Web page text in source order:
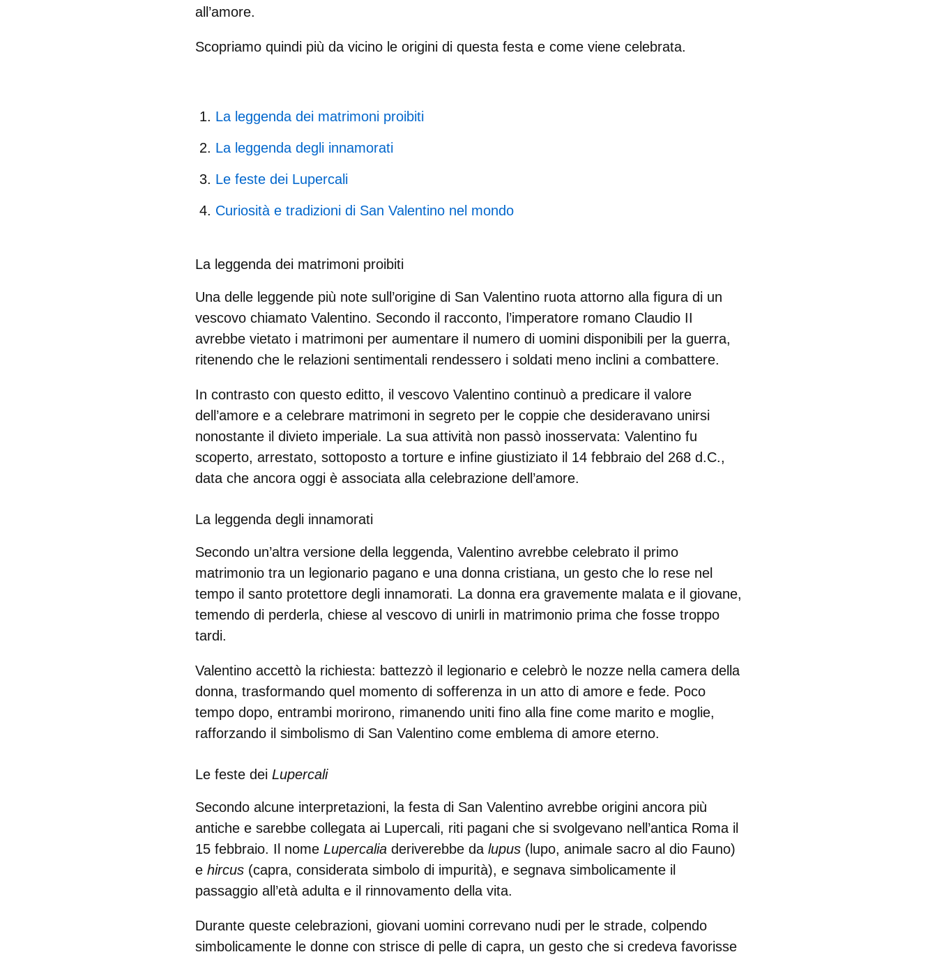
all’amore.
Scopriamo quindi più da vicino le origini di questa festa e come viene celebrata.
La leggenda dei matrimoni proibiti
La leggenda degli innamorati
Le feste dei Lupercali
Curiosità e tradizioni di San Valentino nel mondo
La leggenda dei matrimoni proibiti
Una delle leggende più note sull’origine di San Valentino ruota attorno alla figura di un
vescovo chiamato Valentino. Secondo il racconto, l’imperatore romano Claudio II
avrebbe vietato i matrimoni per aumentare il numero di uomini disponibili per la guerra,
ritenendo che le relazioni sentimentali rendessero i soldati meno inclini a combattere.
In contrasto con questo editto, il vescovo Valentino continuò a predicare il valore
dell’amore e a celebrare matrimoni in segreto per le coppie che desideravano unirsi
nonostante il divieto imperiale. La sua attività non passò inosservata: Valentino fu
scoperto, arrestato, sottoposto a torture e infine giustiziato il 14 febbraio del 268 d.C.,
data che ancora oggi è associata alla celebrazione dell’amore.
La leggenda degli innamorati
Secondo un’altra versione della leggenda, Valentino avrebbe celebrato il primo
matrimonio tra un legionario pagano e una donna cristiana, un gesto che lo rese nel
tempo il santo protettore degli innamorati. La donna era gravemente malata e il giovane,
temendo di perderla, chiese al vescovo di unirli in matrimonio prima che fosse troppo
tardi.
Valentino accettò la richiesta: battezzò il legionario e celebrò le nozze nella camera della
donna, trasformando quel momento di sofferenza in un atto di amore e fede. Poco
tempo dopo, entrambi morirono, rimanendo uniti fino alla fine come marito e moglie,
rafforzando il simbolismo di San Valentino come emblema di amore eterno.
Le feste dei Lupercali
Secondo alcune interpretazioni, la festa di San Valentino avrebbe origini ancora più
antiche e sarebbe collegata ai Lupercali, riti pagani che si svolgevano nell’antica Roma il
15 febbraio. Il nome Lupercalia deriverebbe da lupus (lupo, animale sacro al dio Fauno)
e hircus (capra, considerata simbolo di impurità), e segnava simbolicamente il
passaggio all’età adulta e il rinnovamento della vita.
Durante queste celebrazioni, giovani uomini correvano nudi per le strade, colpendo
simbolicamente le donne con strisce di pelle di capra, un gesto che si credeva favorisse